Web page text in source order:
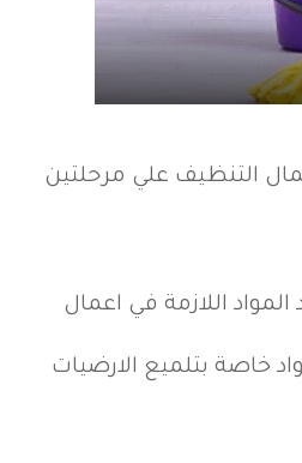
التنظيف علي مرحلتين
اللازمة في اعمال
خاصة بتلميع الارضيات